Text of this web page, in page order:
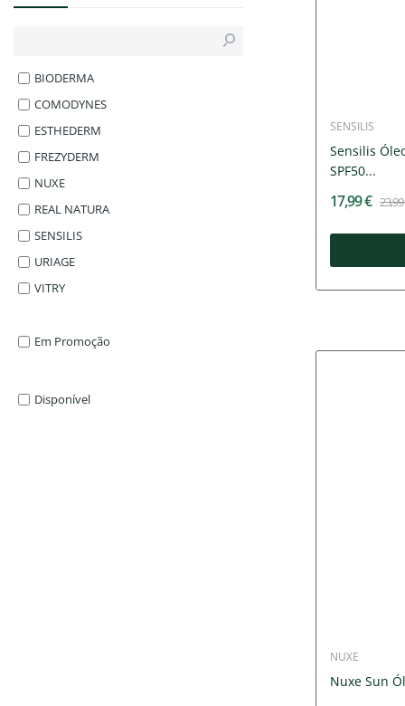
BIODERMA
COMODYNES
ESTHEDERM
FREZYDERM
NUXE
REAL NATURA
SENSILIS
URIAGE
VITRY
Em Promoção
Disponível
SENSILIS
Sensilis
SPF50...
17,99 €
NUXE
Nuxe Sun